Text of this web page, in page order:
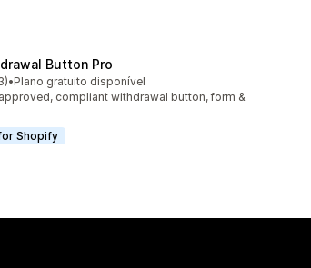
Button Pro
ao todo
•Plano gratuito disponível
compliant withdrawal button, form &
Shopify